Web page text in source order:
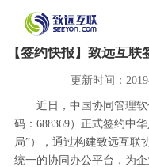
首页>了解致远>新闻中心
【签约快报】致远互联
更新时间：
近日，中国协同管理
码：688369）正式签约中
局”），通过构建致远互联
统一的协同办公平台，为